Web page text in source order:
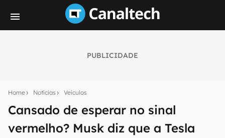
PUBLICIDADE
Home Notícias Veículos
Cansado de esperar no sinal
vermelho? Musk diz que a Tesla
notícias e reviews sobre tecnologia em primeira
E-mail